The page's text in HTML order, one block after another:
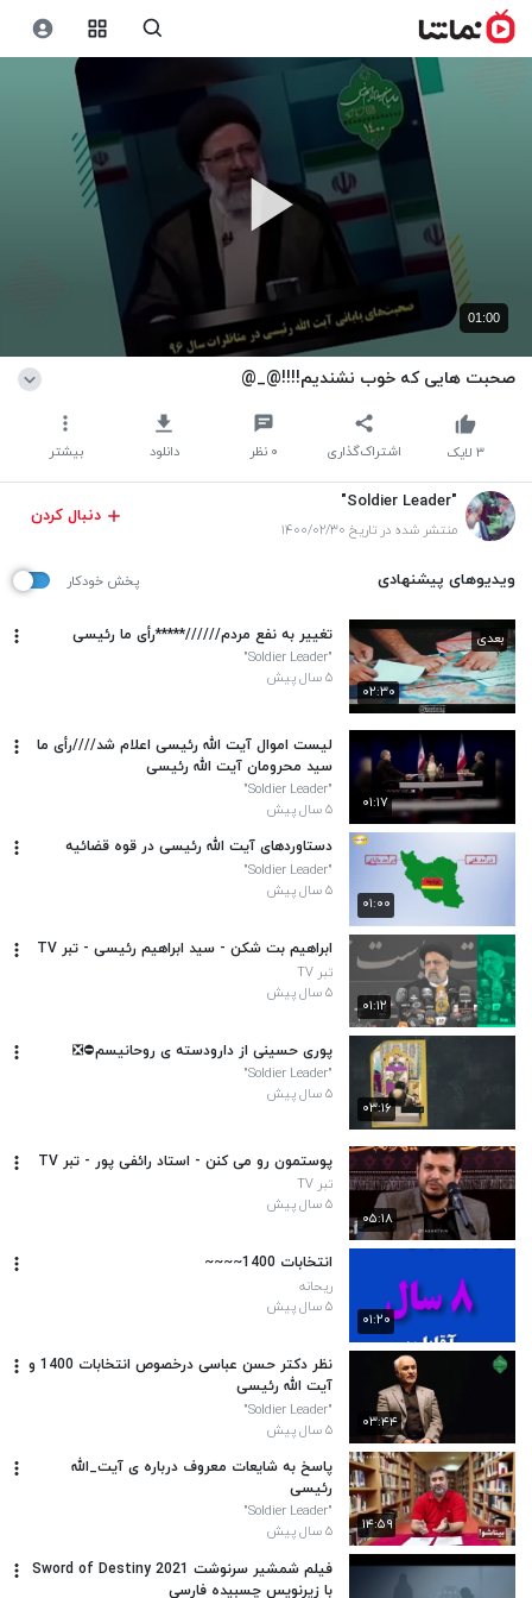
01:00
صحبت هایی که خوب نشندیم!!!!@_@
اشتراک‌گذاری ۰ نظر دانلود بیشتر ۳ لایک
"Soldier Leader"
منتشر شده در تاریخ ۱۴۰۰/۰۲/۳۰
دنبال کردن
ویدیوهای پیشنهادی پخش خودکار
۰۲:۳۰
بعدی تغییر به نفع مردم//////*****رأی ما رئیسی
"Soldier Leader"
۵ سال پیش
۰۱:۱۷
لیست اموال آیت الله رئیسی اعلام شد////رأی ما
سید محرومان آیت الله رئیسی
"Soldier Leader"
۵ سال پیش
۰۱:۰۰
دستاوردهای آیت الله رئیسی در قوه قضائیه
"Soldier Leader"
۵ سال پیش
۰۱:۱۲
ابراهیم بت شکن - سید ابراهیم رئیسی - تبر TV
تبر TV
۵ سال پیش
۰۳:۱۶
پوری حسینی از دارودسته ی روحانیسم⛔❎
"Soldier Leader"
۵ سال پیش
۰۵:۱۸
پوستمون رو می کنن - استاد رائفی پور - تبر TV
تبر TV
۵ سال پیش
۰۱:۲۰
انتخابات 1400~~~~
ریحانه
۵ سال پیش
۰۳:۴۴
نظر دکتر حسن عباسی درخصوص انتخابات 1400 و
آیت الله رئیسی
"Soldier Leader"
۵ سال پیش
۱۴:۵۹
پاسخ به شایعات معروف درباره ی آیت_الله
رئیسی
"Soldier Leader"
۵ سال پیش
فیلم شمشیر سرنوشت Sword of Destiny 2021
با زیرنویس چسبیده فارسی